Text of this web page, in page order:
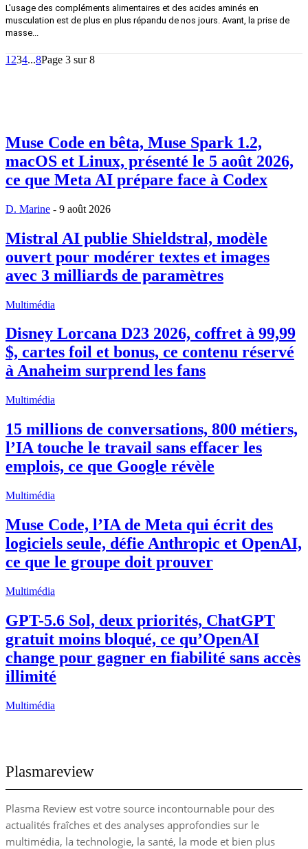
L'usage des compléments alimentaires et des acides aminés en
musculation est de plus en plus répandu de nos jours. Avant, la prise de
masse...
1 234...8Page 3 sur 8
Muse Code en bêta, Muse Spark 1.2,
macOS et Linux, présenté le 5 août 2026,
ce que Meta AI prépare face à Codex
D. Marine - 9 août 2026
Mistral AI publie Shieldstral, modèle
ouvert pour modérer textes et images
avec 3 milliards de paramètres
Multimédia
Disney Lorcana D23 2026, coffret à 99,99
$, cartes foil et bonus, ce contenu réservé
à Anaheim surprend les fans
Multimédia
15 millions de conversations, 800 métiers,
l’IA touche le travail sans effacer les
emplois, ce que Google révèle
Multimédia
Muse Code, l’IA de Meta qui écrit des
logiciels seule, défie Anthropic et OpenAI,
ce que le groupe doit prouver
Multimédia
GPT-5.6 Sol, deux priorités, ChatGPT
gratuit moins bloqué, ce qu’OpenAI
change pour gagner en fiabilité sans accès
illimité
Multimédia
Plasmareview
Plasma Review est votre source incontournable pour des
actualités fraîches et des analyses approfondies sur le
multimédia, la technologie, la santé, la mode et bien plus